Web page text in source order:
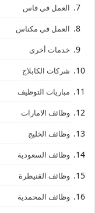
العمل في فاس
العمل في مكناس
خدمات أخرى
شركات الكابلاج
مباريات التوظيف
وظائف الامارات
وظائف الخليج
وظائف السعودية
وظائف القنيطرة
وظائف المحمدية